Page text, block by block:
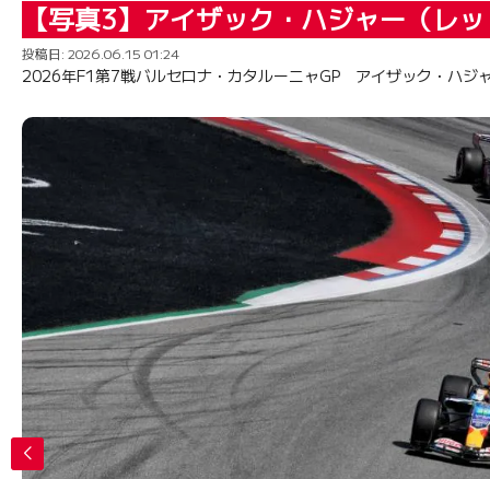
【写真3】アイザック・ハジャー（レ
投稿日: 2026.06.15 01:24
2026年F1第7戦バルセロナ・カタルーニャGP アイザック・ハジ